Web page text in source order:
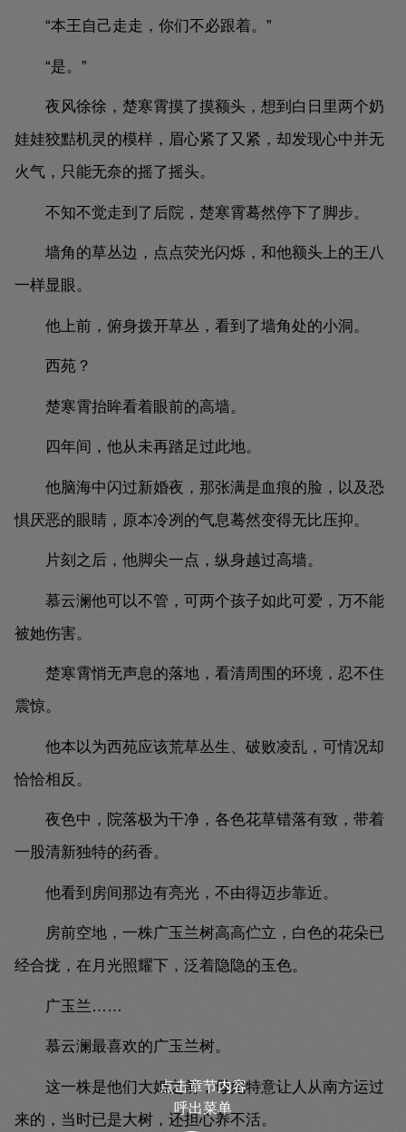
“本王自己走走，你们不必跟着。”
“是。”
夜风徐徐，楚寒霄摸了摸额头，想到白日里两个奶
娃娃狡黠机灵的模样，眉心紧了又紧，却发现心中并无
火气，只能无奈的摇了摇头。
不知不觉走到了后院，楚寒霄蓦然停下了脚步。
墙角的草丛边，点点荧光闪烁，和他额头上的王八
一样显眼。
他上前，俯身拨开草丛，看到了墙角处的小洞。
西苑？
楚寒霄抬眸看着眼前的高墙。
四年间，他从未再踏足过此地。
他脑海中闪过新婚夜，那张满是血痕的脸，以及恐
惧厌恶的眼睛，原本冷冽的气息蓦然变得无比压抑。
片刻之后，他脚尖一点，纵身越过高墙。
慕云澜他可以不管，可两个孩子如此可爱，万不能
被她伤害。
楚寒霄悄无声息的落地，看清周围的环境，忍不住
震惊。
他本以为西苑应该荒草丛生、破败凌乱，可情况却
恰恰相反。
夜色中，院落极为干净，各色花草错落有致，带着
一股清新独特的药香。
他看到房间那边有亮光，不由得迈步靠近。
房前空地，一株广玉兰树高高伫立，白色的花朵已
经合拢，在月光照耀下，泛着隐隐的玉色。
广玉兰……
慕云澜最喜欢的广玉兰树。
这一株是他们大婚之前，母妃特意让人从南方运过
来的，当时已是大树，还担心养不活。
点击章节内容
呼出菜单